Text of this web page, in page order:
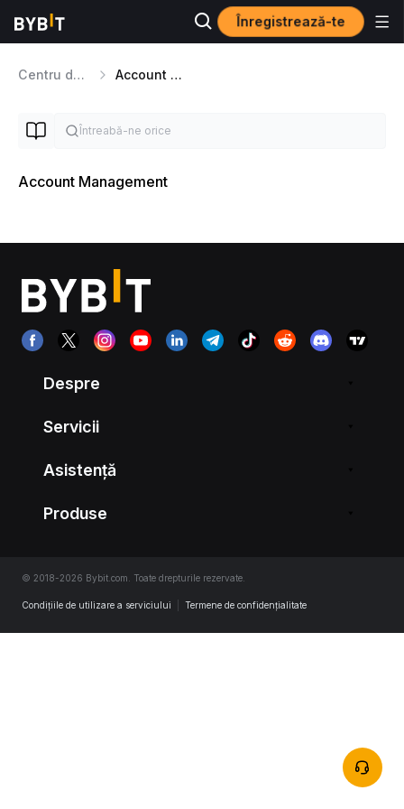
Înregistrează-te
Centru de ajutor Account Management
Account Management
Despre
Servicii
Asistență
Produse
© 2018-2026 Bybit.com. Toate drepturile rezervate.
Condițiile de utilizare a serviciului Termene de confidențialitate